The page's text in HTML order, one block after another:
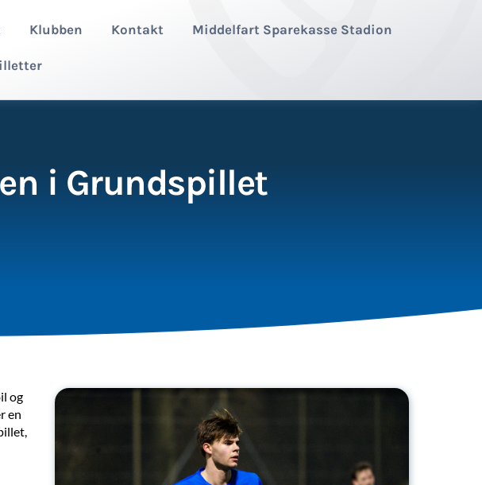
Klubben Kontakt Middelfart Sparekasse Stadion
i Grundspillet
og
en